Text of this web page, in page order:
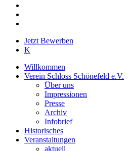
Close
Menu
Jetzt Bewerben
K
Willkommen
Verein Schloss Schönefeld e.V.
Über uns
Impressionen
Presse
Archiv
Infobrief
Historisches
Veranstaltungen
aktuell